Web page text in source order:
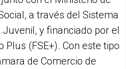
a través del Sistema
y financiado por el
Plus (FSE+). Con este tipo
de Comercio de